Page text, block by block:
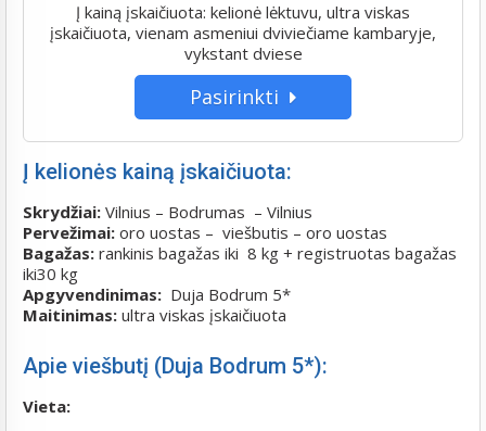
Į kainą įskaičiuota: kelionė lėktuvu, ultra viskas
įskaičiuota, vienam asmeniui dviviečiame kambaryje,
vykstant dviese
Pasirinkti
Į kelionės kainą įskaičiuota:
Skrydžiai: Vilnius – Bodrumas – Vilnius
Pervežimai: oro uostas – viešbutis – oro uostas
Bagažas: rankinis bagažas iki 8 kg + registruotas bagažas
iki30 kg
Apgyvendinimas: Duja Bodrum 5*
Maitinimas: ultra viskas įskaičiuota
Apie viešbutį (Duja Bodrum 5*):
Vieta: